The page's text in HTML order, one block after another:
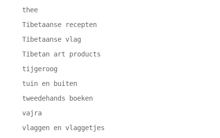
thee
Tibetaanse recepten
Tibetaanse vlag
Tibetan art products
tijgeroog
tuin en buiten
tweedehands boeken
vajra
vlaggen en vlaggetjes